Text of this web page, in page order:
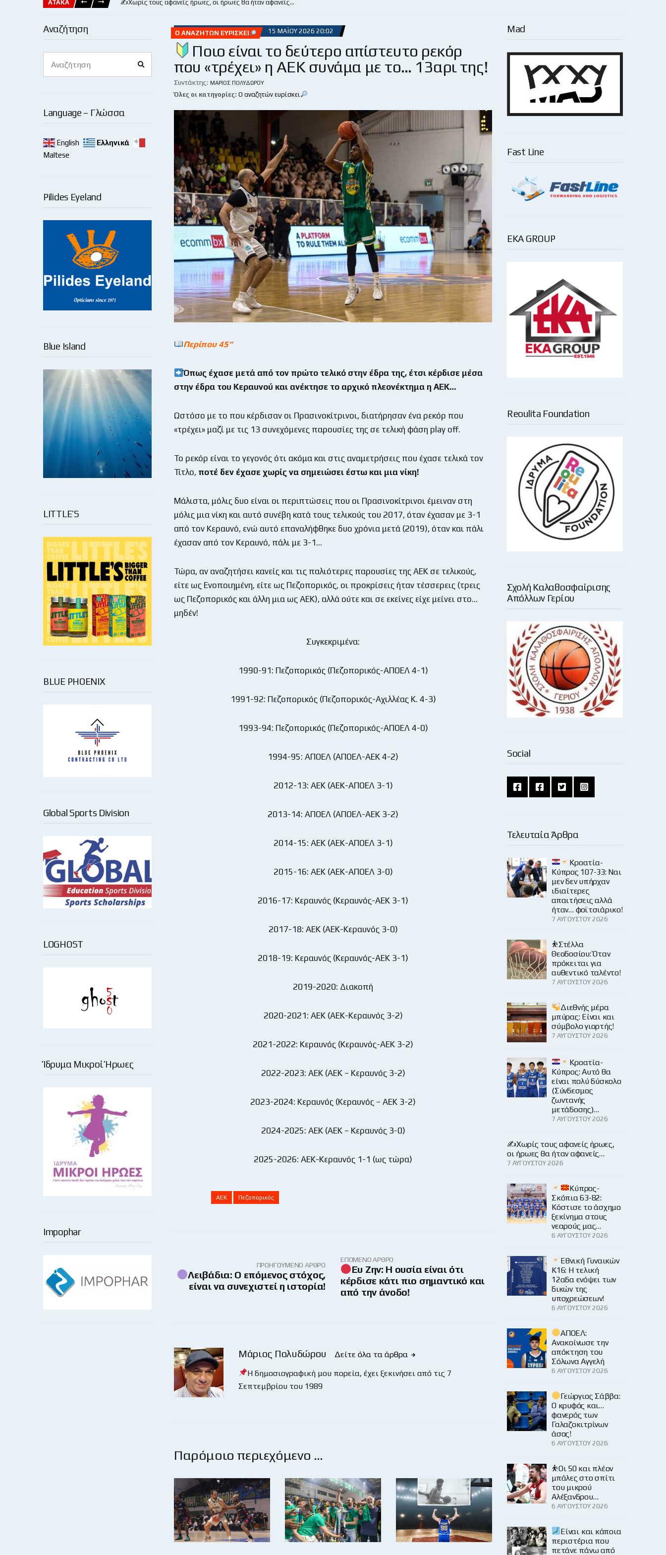
ΑΤΑΚΑ ✍️Χωρίς τους αφανείς ήρωες, οι ήρωες θα ήταν αφανείς…
Αναζήτηση
for:
Language – Γλώσσα
English
Ελληνικά
Maltese
Pilides Eyeland
Blue Island
LITTLE’S
BLUE PHOENIX
Global Sports Division
LOGHOST
Ίδρυμα Μικροί Ήρωες
Impophar
Ο ΑΝΑΖΗΤΏΝ ΕΥΡΊΣΚΕΙ 15 ΜΑΪ́ΟΥ 2026 20:02
Ποιο είναι το δεύτερο απίστευτο ρεκόρ
που «τρέχει» η ΑΕΚ συνάμα με το… 13αρι της!
Συντάκτης: ΜΆΡΙΟΣ ΠΟΛΥΔΏΡΟΥ
Όλες οι κατηγορίες: Ο αναζητών ευρίσκει
Περίπου 45“
Όπως έχασε μετά από τον πρώτο τελικό στην έδρα της, έτσι κέρδισε μέσα
στην έδρα του Κεραυνού και ανέκτησε το αρχικό πλεονέκτημα η ΑΕΚ…
Ωστόσο με το που κέρδισαν οι Πρασινοκίτρινοι, διατήρησαν ένα ρεκόρ που
«τρέχει» μαζί με τις 13 συνεχόμενες παρουσίες της σε τελική φάση play off.
Το ρεκόρ είναι το γεγονός ότι ακόμα και στις αναμετρήσεις που έχασε τελικά τον
Τίτλο, ποτέ δεν έχασε χωρίς να σημειώσει έστω και μια νίκη!
Μάλιστα, μόλις δυο είναι οι περιπτώσεις που οι Πρασινοκίτρινοι έμειναν στη
μόλις μια νίκη και αυτό συνέβη κατά τους τελικούς του 2017, όταν έχασαν με 3-1
από τον Κεραυνό, ενώ αυτό επαναλήφθηκε δυο χρόνια μετά (2019), όταν και πάλι
έχασαν από τον Κεραυνό, πάλι με 3-1…
Τώρα, αν αναζητήσει κανείς και τις παλιότερες παρουσίες της ΑΕΚ σε τελικούς,
είτε ως Ενοποιημένη, είτε ως Πεζοπορικός, οι προκρίσεις ήταν τέσσερεις (τρεις
ως Πεζοπορικός και άλλη μια ως ΑΕΚ), αλλά ούτε και σε εκείνες είχε μείνει στο…
μηδέν!
Συγκεκριμένα:
1990-91: Πεζοπορικός (Πεζοπορικός-ΑΠΟΕΛ 4-1)
1991-92: Πεζοπορικός (Πεζοπορικός-Αχιλλέας Κ. 4-3)
1993-94: Πεζοπορικός (Πεζοπορικός-ΑΠΟΕΛ 4-0)
1994-95: ΑΠΟΕΛ (ΑΠΟΕΛ-ΑΕΚ 4-2)
2012-13: ΑΕΚ (ΑΕΚ-ΑΠΟΕΛ 3-1)
2013-14: ΑΠΟΕΛ (ΑΠΟΕΛ-ΑΕΚ 3-2)
2014-15: ΑΕΚ (ΑΕΚ-ΑΠΟΕΛ 3-1)
2015-16: ΑΕΚ (ΑΕΚ-ΑΠΟΕΛ 3-0)
2016-17: Κεραυνός (Κεραυνός-ΑΕΚ 3-1)
2017-18: ΑΕΚ (ΑΕΚ-Κεραυνός 3-0)
2018-19: Κεραυνός (Κεραυνός-ΑΕΚ 3-1)
2019-2020: Διακοπή
2020-2021: ΑΕΚ (ΑΕΚ-Κεραυνός 3-2)
2021-2022: Κεραυνός (Κεραυνός-ΑΕΚ 3-2)
2022-2023: ΑΕΚ (ΑΕΚ – Κεραυνός 3-2)
2023-2024: Κεραυνός (Κεραυνός – ΑΕΚ 3-2)
2024-2025: ΑΕΚ (ΑΕΚ – Κεραυνός 3-0)
2025-2026: ΑΕΚ-Κεραυνός 1-1 (ως τώρα)
ΑΕΚ Πεζοπορικός
ΠΡΟΗΓΟΎΜΕΝΟ ΆΡΘΡΟ
Λειβάδια: Ο επόμενος στόχος,
είναι να συνεχιστεί η ιστορία!
ΕΠΌΜΕΝΟ ΆΡΘΡΟ
Ευ Ζην: Η ουσία είναι ότι
κέρδισε κάτι πιο σημαντικό και
από την άνοδο!
Μάριος Πολυδώρου
Δείτε όλα τα άρθρα
Η δημοσιογραφική μου πορεία, έχει ξεκινήσει από τις 7
Σεπτεμβρίου του 1989
Παρόμοιο περιεχόμενο …
Mad
Fast Line
EKA GROUP
Reoulita Foundation
Σχολή Καλαθοσφαίρισης
Απόλλων Γερίου
Social
Τελευταία Άρθρα
Κροατία-
Κύπρος 107-33: Ναι
μεν δεν υπήρχαν
ιδιαίτερες
απαιτήσεις αλλά
ήταν… φοϊτσιάρικο!
7 ΑΥΓΟΎΣΤΟΥ 2026
⛹️Στέλλα
Θεοδοσίου: Όταν
πρόκειται για
αυθεντικό ταλέντο!
7 ΑΥΓΟΎΣΤΟΥ 2026
Διεθνής μέρα
μπύρας: Είναι και
σύμβολο γιορτής!
7 ΑΥΓΟΎΣΤΟΥ 2026
Κροατία-
Κύπρος: Αυτό θα
είναι πολύ δύσκολο
(Σύνδεσμος
ζωντανής
μετάδοσης)…
7 ΑΥΓΟΎΣΤΟΥ 2026
✍️Χωρίς τους αφανείς ήρωες,
οι ήρωες θα ήταν αφανείς…
7 ΑΥΓΟΎΣΤΟΥ 2026
Κύπρος-
Σκόπια 63-82:
Κόστισε το άσχημο
ξεκίνημα στους
νεαρούς μας…
6 ΑΥΓΟΎΣΤΟΥ 2026
Εθνική Γυναικών
Κ16: Η τελική
12αδα ενόψει των
δικών της
υποχρεώσεων!
6 ΑΥΓΟΎΣΤΟΥ 2026
ΑΠΟΕΛ:
Ανακοίνωσε την
απόκτηση του
Σόλωνα Αγγελή
6 ΑΥΓΟΎΣΤΟΥ 2026
Γεώργιος Σάββα:
Ο κρυφός και…
φανερός των
Γαλαζοκιτρίνων
άσος!
6 ΑΥΓΟΎΣΤΟΥ 2026
⛹️Οι 50 και πλέον
μπάλες στο σπίτι
του μικρού
Αλέξανδρου…
6 ΑΥΓΟΎΣΤΟΥ 2026
Είναι και κάποια
περιστέρια που
πετάνε πάνω από